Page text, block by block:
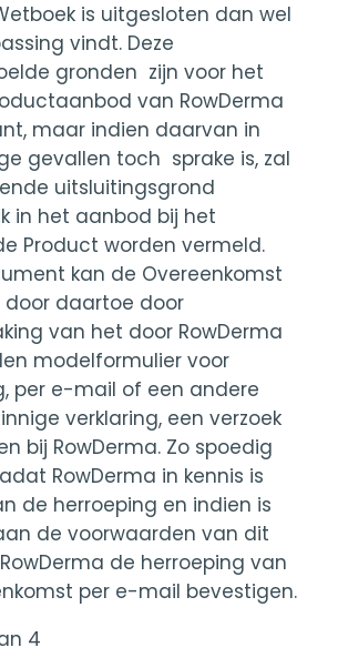
is uitgesloten dan wel
vindt. Deze
gronden zijn voor het
van RowDerma
maar indien daarvan in
gevallen toch sprake is, zal
uitsluitingsgrond
in het aanbod bij het
Product worden vermeld.
kan de Overeenkomst
door daartoe door
van het door RowDerma
modelformulier voor
per e-mail of een andere
verklaring, een verzoek
bij RowDerma. Zo spoedig
RowDerma in kennis is
de herroeping en indien is
de voorwaarden van dit
de herroeping van
per e-mail bevestigen.
4